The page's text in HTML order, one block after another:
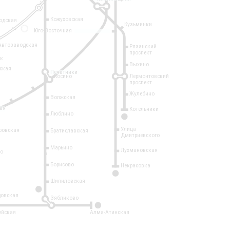
2
14
Кузьминки
Рязанский
проспект
Выхино
Лермонтовский
проспект
Жулебино
Котельники
Кожуховская
Печатники
Волжская
Люблино
Братиславская
Марьино
Борисово
Шипиловская
Зябликово
Алма-Атинская
Улица
Дмитриевского
Лухмановская
Некрасовка
Косино
Юго-Восточная